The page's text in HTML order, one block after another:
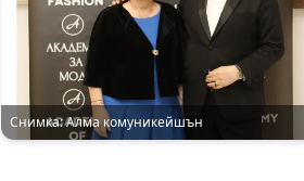
Снимка:Алма комуникейшън